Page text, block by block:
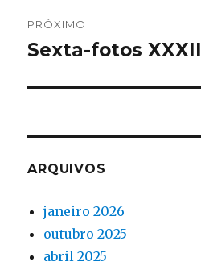
PRÓXIMO
Próximo
Sexta-fotos XXXII
ARQUIVOS
janeiro 2026
outubro 2025
abril 2025